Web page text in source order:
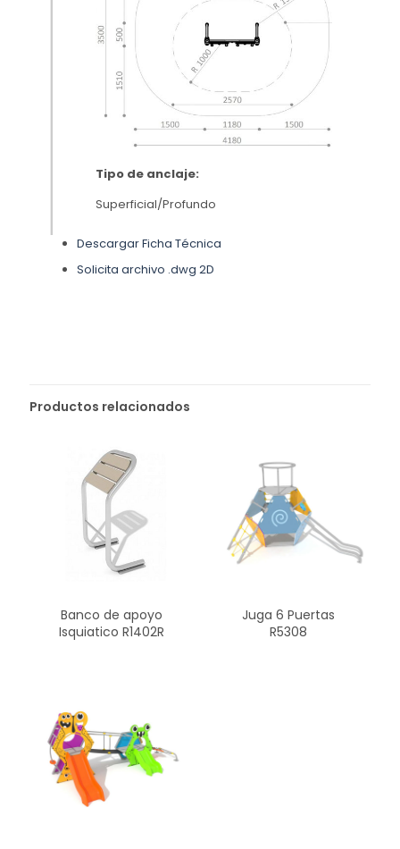
Tipo de anclaje:
Superficial/Profundo
Descargar Ficha Técnica
Solicita archivo .dwg 2D
Productos relacionados
Banco de apoyo
Isquiatico R1402R
Juga 6 Puertas
R5308